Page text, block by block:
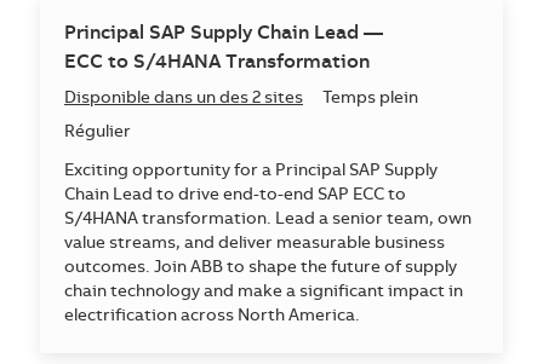
Principal SAP Supply Chain Lead —
ECC to S/4HANA Transformation
Disponible dans un des 2 sites
Temps plein
Régulier
Exciting opportunity for a Principal SAP Supply
Chain Lead to drive end-to-end SAP ECC to
S/4HANA transformation. Lead a senior team, own
value streams, and deliver measurable business
outcomes. Join ABB to shape the future of supply
chain technology and make a significant impact in
electrification across North America.